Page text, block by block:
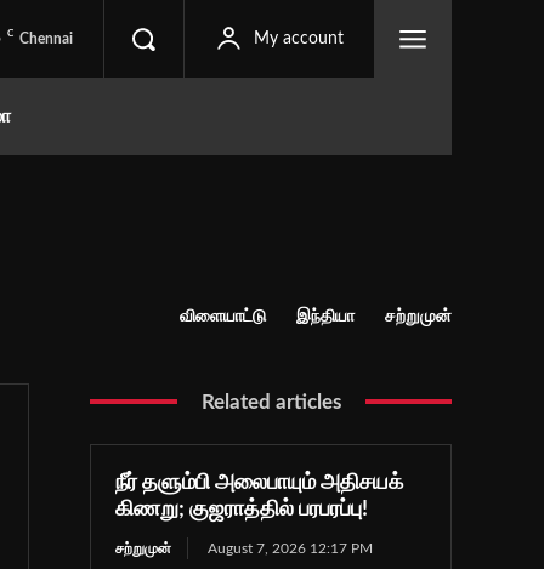
C Chennai My account
விளையாட்டு இந்தியா சற்றுமுன்
Related articles
நீர் தளும்பி அலைபாயும் அதிசயக்
கிணறு; குஜராத்தில் பரபரப்பு!
சற்றுமுன் August 7, 2026 12:17 PM